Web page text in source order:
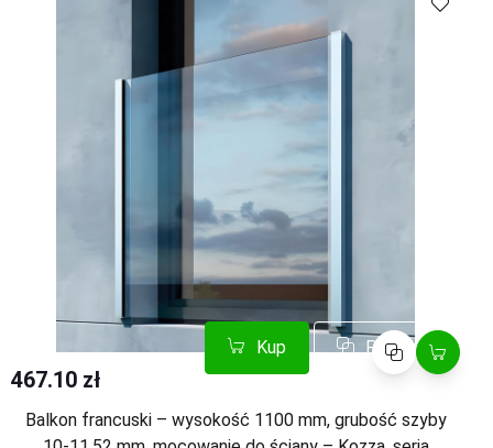
Kup Porównaj
467.10 zł
Balkon francuski – wysokość 1100 mm, grubość szyby